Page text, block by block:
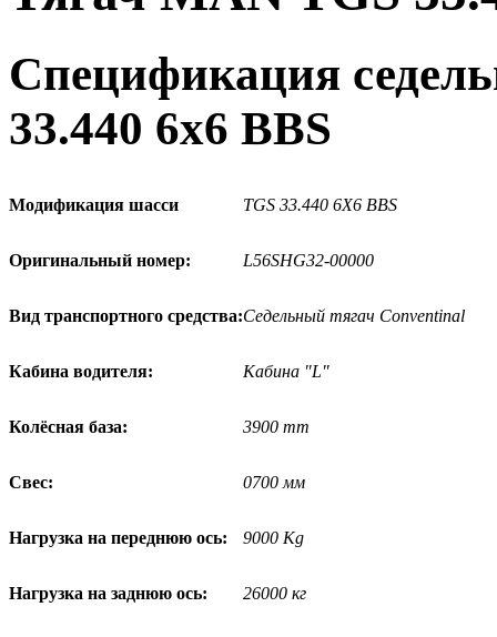
Спецификация
33.440 6x6 BBS
Модификация шасси TGS 33.440 6X6 BBS
Оригинальный номер: L56SHG32-00000
Вид транспортного средства:Седельный тягач Conventinal
Кабина водителя: Кабина "L"
Колёсная база: 3900 mm
Свес: 0700 мм
Нагрузка на переднюю ось: 9000 Kg
Нагрузка на заднюю ось: 26000 кг